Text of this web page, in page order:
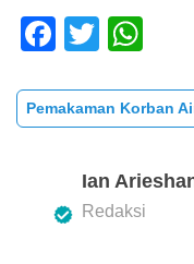
F
c
e
o
T
tt
er
at
s
A
p
Pemakaman Korban
Ian
Redaksi